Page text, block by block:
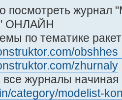
посмотреть
ОНЛАЙН
по тематике
obshhes
zhurnaly
все журналы
category/modelist-